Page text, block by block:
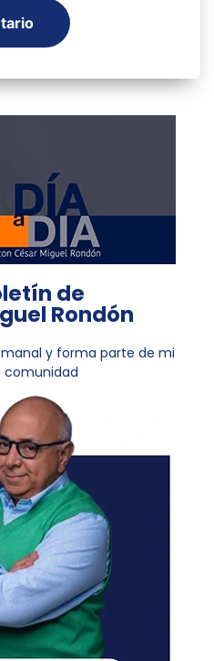
de
Rondón
y forma parte de mi
comunidad